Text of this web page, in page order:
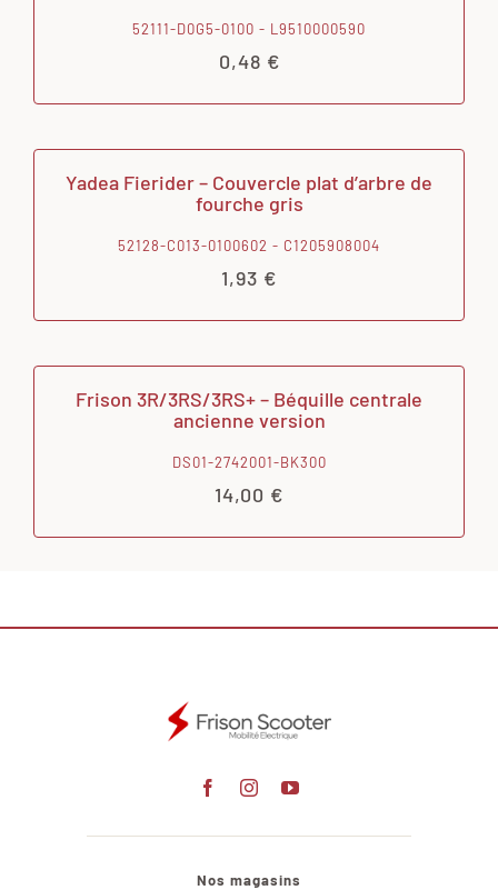
52111-D0G5-0100 - L9510000590
0,48 €
Yadea Fierider – Couvercle plat d’arbre de
fourche gris
52128-C013-0100602 - C1205908004
1,93 €
Frison 3R/3RS/3RS+ – Béquille centrale
ancienne version
DS01-2742001-BK300
14,00 €
Nos magasins